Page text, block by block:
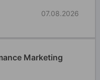
07.08.2026
Marketing